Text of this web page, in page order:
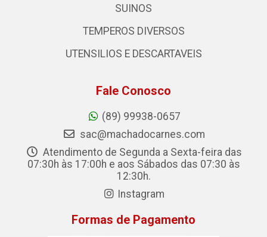
SUINOS
TEMPEROS DIVERSOS
UTENSILIOS E DESCARTAVEIS
Fale Conosco
(89) 99938-0657
sac@machadocarnes.com
Atendimento de Segunda a Sexta-feira das
07:30h às 17:00h e aos Sábados das 07:30 às
12:30h.
Instagram
Formas de Pagamento